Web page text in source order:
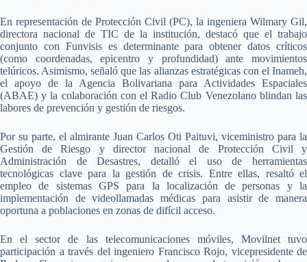
En representación de Protección Civil (PC), la ingeniera Wilmary Gil,
directora nacional de TIC de la institución, destacó que el trabajo
conjunto con Funvisis es determinante para obtener datos críticos
(como coordenadas, epicentro y profundidad) ante movimientos
telúricos. Asimismo, señaló que las alianzas estratégicas con el Inameh,
el apoyo de la Agencia Bolivariana para Actividades Espaciales
(ABAE) y la colaboración con el Radio Club Venezolano blindan las
labores de prevención y gestión de riesgos.
Por su parte, el almirante Juan Carlos Oti Paituvi, viceministro para la
Gestión de Riesgo y director nacional de Protección Civil y
Administración de Desastres, detalló el uso de herramientas
tecnológicas clave para la gestión de crisis. Entre ellas, resaltó el
empleo de sistemas GPS para la localización de personas y la
implementación de videollamadas médicas para asistir de manera
oportuna a poblaciones en zonas de difícil acceso.
En el sector de las telecomunicaciones móviles, Movilnet tuvo
participación a través del ingeniero Francisco Rojo, vicepresidente de